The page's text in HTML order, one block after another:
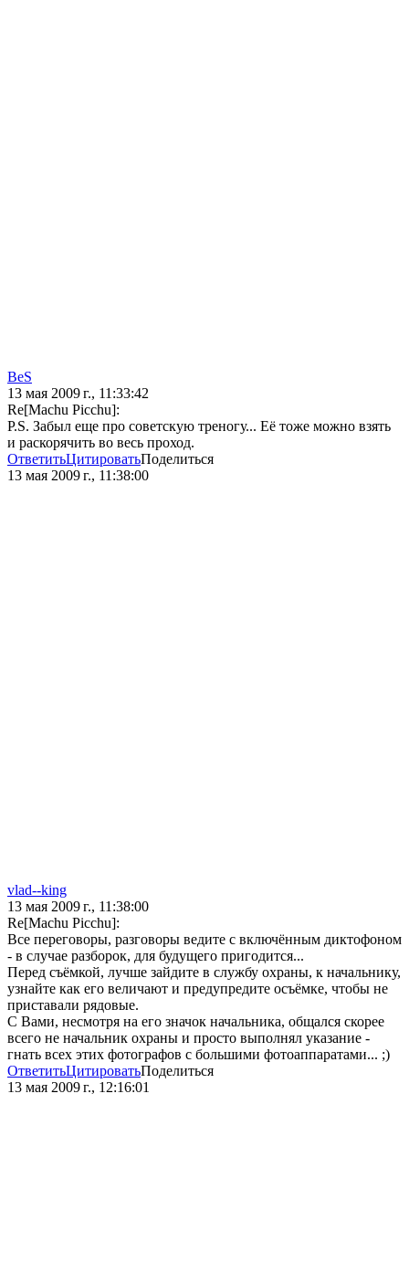
BeS
13 мая 2009 г., 11:33:42
Re[Machu Picchu]:
P.S. Забыл еще про советскую треногу... Её тоже можно взять
и раскорячить во весь проход.
ОтветитьЦитироватьПоделиться
13 мая 2009 г., 11:38:00
vlad--king
13 мая 2009 г., 11:38:00
Re[Machu Picchu]:
Все переговоры, разговоры ведите с включённым диктофоном
- в случае разборок, для будущего пригодится...
Перед съёмкой, лучше зайдите в службу охраны, к начальнику,
узнайте как его величают и предупредите осъёмке, чтобы не
приставали рядовые.
С Вами, несмотря на его значок начальника, общался скорее
всего не начальник охраны и просто выполнял указание -
гнать всех этих фотографов с большими фотоаппаратами... ;)
ОтветитьЦитироватьПоделиться
13 мая 2009 г., 12:16:01